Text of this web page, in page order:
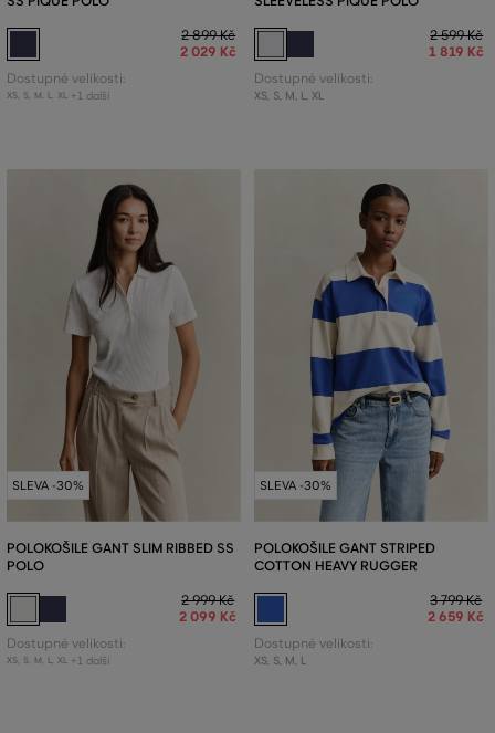
2 899 Kč
2 029 Kč
Dostupné velikosti:
XS, S, M L, XL +1 další
2 599 Kč
1 819 Kč
Dostupné velikosti:
XS, S, M L XL
SLEVA -30%
POLOKOŠILE GANT SLIM RIBBED SS
POLO
2 999 Kč
2 099 Kč
Dostupné velikosti:
XS, S, M L, XL +1 další
SLEVA -30%
POLOKOŠILE GANT STRIPED
COTTON HEAVY RUGGER
3 799 Kč
2 659 Kč
Dostupné velikosti:
XS, S, M, L